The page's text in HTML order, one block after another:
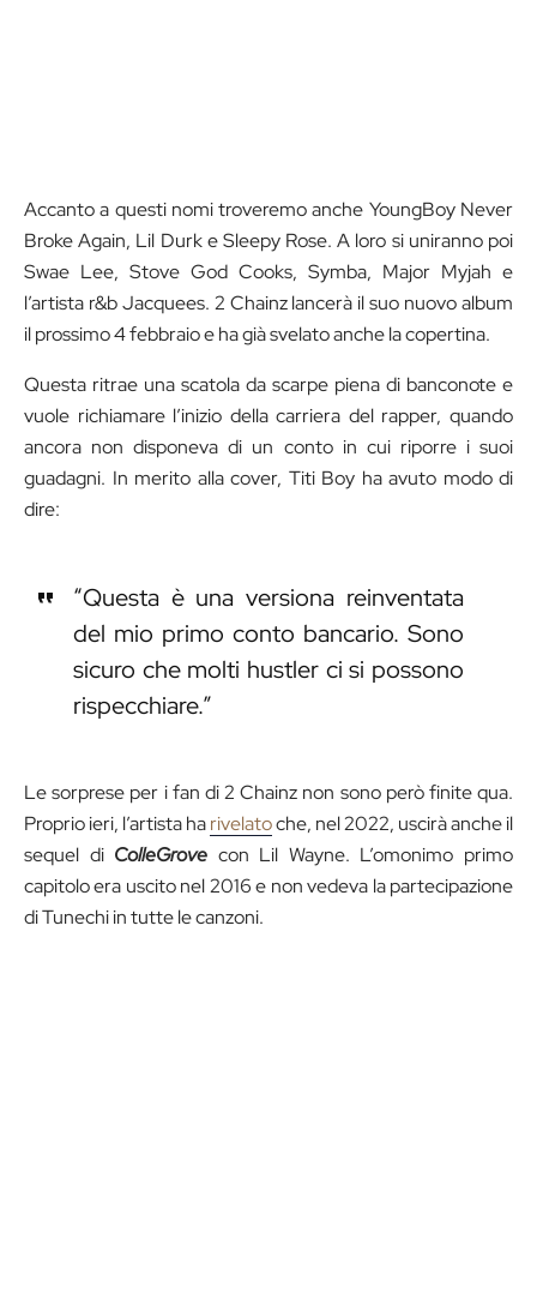
Accanto a questi nomi troveremo anche YoungBoy Never
Broke Again, Lil Durk e Sleepy Rose. A loro si uniranno poi
Swae Lee, Stove God Cooks, Symba, Major Myjah e
l’artista r&b Jacquees. 2 Chainz lancerà il suo nuovo album
il prossimo 4 febbraio e ha già svelato anche la copertina.
Questa ritrae una scatola da scarpe piena di banconote e
vuole richiamare l’inizio della carriera del rapper, quando
ancora non disponeva di un conto in cui riporre i suoi
guadagni. In merito alla cover, Titi Boy ha avuto modo di
dire:
“Questa è una versiona reinventata
del mio primo conto bancario. Sono
sicuro che molti hustler ci si possono
rispecchiare.”
Le sorprese per i fan di 2 Chainz non sono però finite qua.
Proprio ieri, l’artista harivelatoche, nel 2022, uscirà anche il
sequel di ColleGrove con Lil Wayne. L’omonimo primo
capitolo era uscito nel 2016 e non vedeva la partecipazione
di Tunechi in tutte le canzoni.